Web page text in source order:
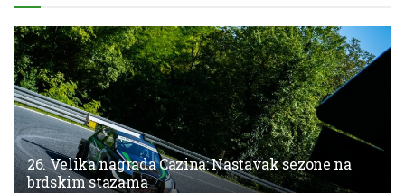
26. Velika nagrada Cazina: Nastavak sezone na
brdskim stazama